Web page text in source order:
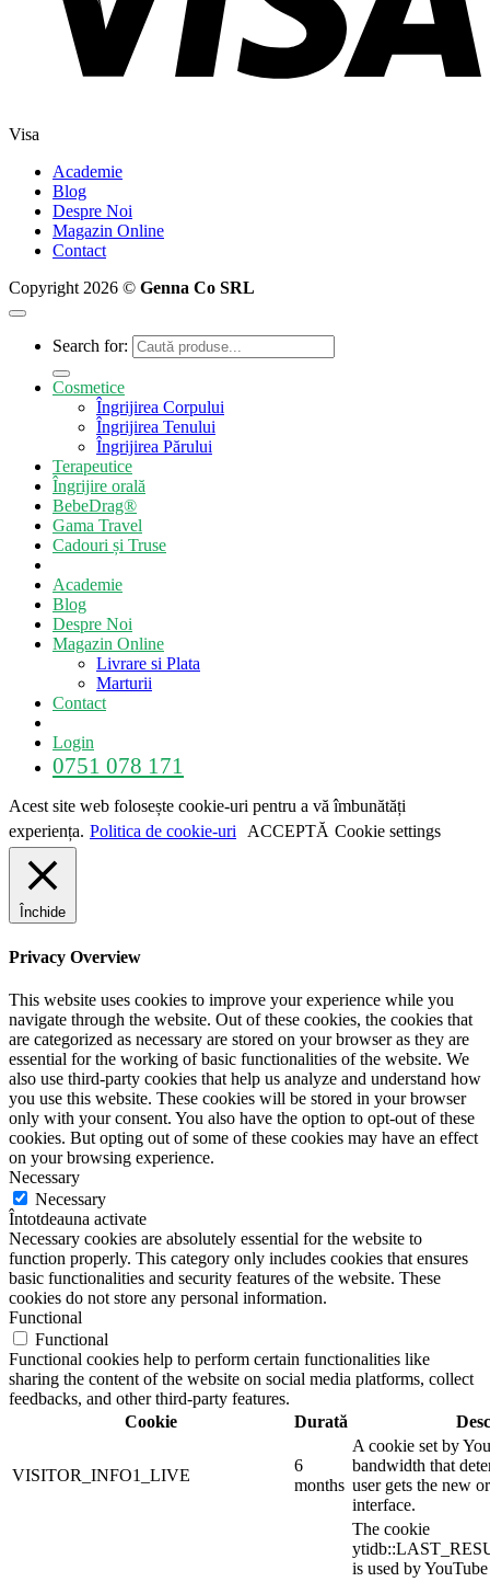
Visa
Academie
Blog
Despre Noi
Magazin Online
Contact
Copyright 2026 © Genna Co SRL
Search for:
Cosmetice
Îngrijirea Corpului
Îngrijirea Tenului
Îngrijirea Părului
Terapeutice
Îngrijire orală
BebeDrag®
Gama Travel
Cadouri și Truse
Academie
Blog
Despre Noi
Magazin Online
Livrare si Plata
Marturii
Contact
Login
0751 078 171
Acest site web folosește cookie-uri pentru a vă îmbunătăți
experiența. Politica de cookie-uri ACCEPTĂ Cookie settings
Închide
Privacy Overview
This website uses cookies to improve your experience while you
navigate through the website. Out of these cookies, the cookies that
are categorized as necessary are stored on your browser as they are
essential for the working of basic functionalities of the website. We
also use third-party cookies that help us analyze and understand how
you use this website. These cookies will be stored in your browser
only with your consent. You also have the option to opt-out of these
cookies. But opting out of some of these cookies may have an effect
on your browsing experience.
Necessary
Necessary
Întotdeauna activate
Necessary cookies are absolutely essential for the website to
function properly. This category only includes cookies that ensures
basic functionalities and security features of the website. These
cookies do not store any personal information.
Functional
Functional
Functional cookies help to perform certain functionalities like
sharing the content of the website on social media platforms, collect
feedbacks, and other third-party features.
Cookie
Durată
VISITOR_INFO1_LIVE
6
months
A cookie set by
bandwidth that
user gets the new
interface.
The cookie
is used by